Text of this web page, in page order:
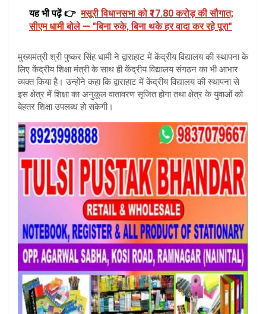
यह भी पढ़ें 👉 मसूरी विधानसभा को ₹17.80 करोड़ की सौगात;
सीएम धामी बोले — "बिना रुके, बिना थके हर वादा कर रहे पूरा"
मुख्यमंत्री श्री पुष्कर सिंह धामी ने द्वाराहाट में केंद्रीय विद्यालय की स्थापना के
लिए केंद्रीय शिक्षा मंत्री के साथ ही केंद्रीय विद्यालय संगठन का भी आभार
व्यक्त किया है। उन्होंने कहा कि द्वाराहाट में केंद्रीय विद्यालय की स्थापना से
इस क्षेत्र में शिक्षा का अनुकूल वातावरण सृजित होगा तथा क्षेत्र के युवाओं को
बेहतर शिक्षा उपलब्ध हो सकेगी।